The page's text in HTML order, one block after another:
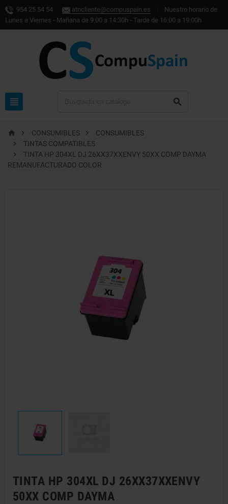
954 25 54 54 atncliente@compuspain.es
Nuestro horario de
Lunes a Viernes - Mañana de 9:00 a 14:30h - Tarde de 16:00 a 19:00h
 
  CONSUMIBLES 
CONSUMIBLES

TINTAS COMPATIBLES

TINTA HP 304XL DJ 26XX37XXENVY 50XX COMP DAYMA
REMANUFACTURADO COLOR
TINTA HP 304XL DJ 26XX37XXENVY
50XX COMP DAYMA